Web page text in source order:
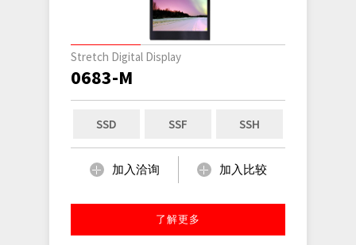
Stretch Digital Display
0683-M
SSD SSF SSH
加入洽询 加入比较
了解更多